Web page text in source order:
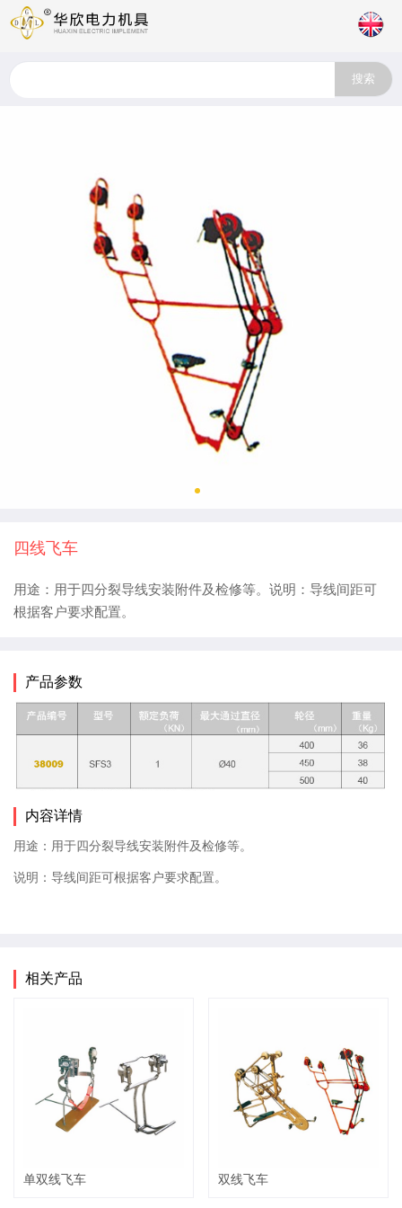
四线飞车
用途：用于四分裂导线安装附件及检修等。说明：导线间距可
根据客户要求配置。
产品参数
内容详情
用途：用于四分裂导线安装附件及检修等。
说明：导线间距可根据客户要求配置。
相关产品
单双线飞车 双线飞车